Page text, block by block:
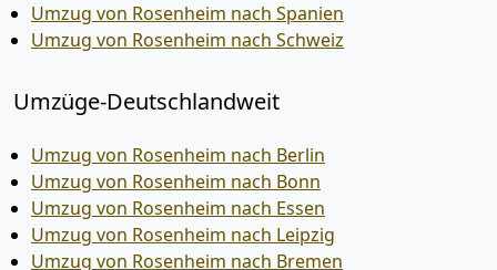
Umzug von Rosenheim nach Spanien
Umzug von Rosenheim nach Schweiz
Umzüge-Deutschlandweit
Umzug von Rosenheim nach Berlin
Umzug von Rosenheim nach Bonn
Umzug von Rosenheim nach Essen
Umzug von Rosenheim nach Leipzig
Umzug von Rosenheim nach Bremen